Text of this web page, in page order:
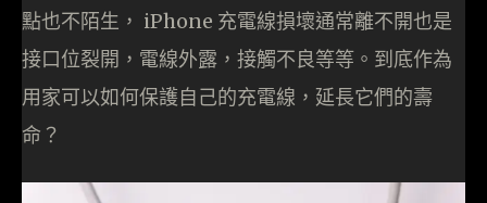
點也不陌生， iPhone 充電線損壞通常離不開也是
接口位裂開，電線外露，接觸不良等等。到底作為
用家可以如何保護自己的充電線，延長它們的壽
命？